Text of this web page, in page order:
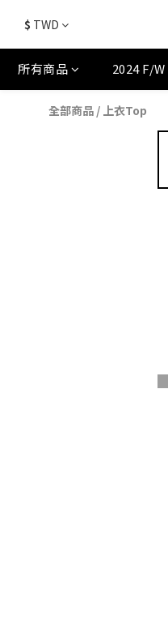
$ TWD
所有商品 2024 F/W
全部商品 / 上衣Top